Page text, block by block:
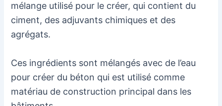
mélange utilisé pour le créer, qui contient du
ciment, des adjuvants chimiques et des
agrégats.
Ces ingrédients sont mélangés avec de l’eau
pour créer du béton qui est utilisé comme
matériau de construction principal dans les